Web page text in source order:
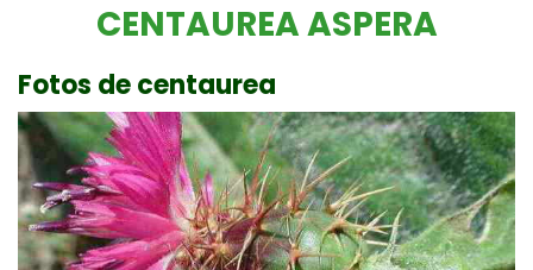
CENTAUREA ASPERA
Fotos de centaurea